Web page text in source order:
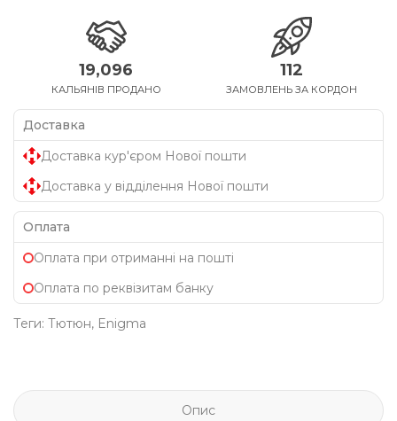
19,096
КАЛЬЯНІВ ПРОДАНО
112
ЗАМОВЛЕНЬ ЗА КОРДОН
Доставка
Доставка кур'єром Нової пошти
Доставка у відділення Нової пошти
Оплата
Оплата при отриманні на пошті
Оплата по реквізитам банку
Теги: Тютюн, Enigma
Опис